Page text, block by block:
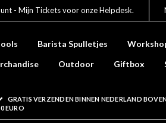
- Mijn Tickets voor onze Helpdesk.
Barista Spulletjes
Outdoor Giftbox
GRATIS VERZENDEN BINNEN NEDERLAND
EURO